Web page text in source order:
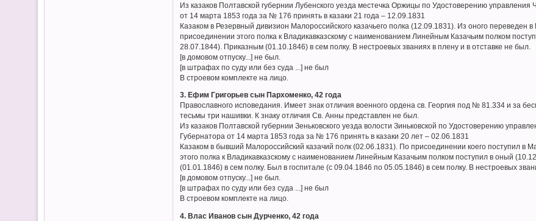
Из казаков Полтавской губернии Лубенского уезда местечка Оржицы по Удостоверению управления
от 14 марта 1853 года за № 176 принять в казаки 21 года – 12.09.1831
Казаком в Резервный дивизион Малороссийского казачьего полка (12.09.1831). Из оного
присоединении этого полка к Владикавказскому с наименованием Линейным Казачьим полком
28.07.1844). Приказным (01.10.1846) в сем полку. В нестроевых званиях в плену и в отставке не был.
[в домовом отпуску...] не был.
[в штрафах по суду или без суда ...] не был
В строевом комплекте на лицо.
3. Ефим Григорьев сын Пархоменко, 42 года
Православного исповедания. Имеет знак отличия военного ордена св. Георгия под № 81.334 и за
тесьмы три нашивки. К знаку отличия Св. Анны представлен не был.
Из казаков Полтавской губернии Зеньковского уезда волости Зиньковской по Удостоверению
Губернатора от 14 марта 1853 года за № 176 принять в казаки 20 лет – 02.06.1831
Казаком в бывший Малороссийский казачий полк (02.06.1831). По присоединении коего поступил в
этого полка к Владикавказскому с наименованием Линейным Казачьим полком поступил в оный
(01.01.1846) в сем полку. Был в госпитале (с 09.04.1846 по 05.05.1846) в сем полку. В нестроевых
[в домовом отпуску...] не был.
[в штрафах по суду или без суда ...] не был
В строевом комплекте на лицо.
4. Влас Иванов сын Дурченко, 42 года